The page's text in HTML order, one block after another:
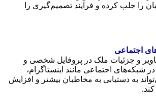
را جلب کرده و فرآیند تصمیم‌گیری را
اجتماعی
و جزئیات ملک در پروفایل شخصی و
اجتماعی مانند اینستاگرام،
به دستیابی به مخاطبان بیشتر و افزایش